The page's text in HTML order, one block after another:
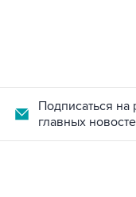
Подписаться на
главных